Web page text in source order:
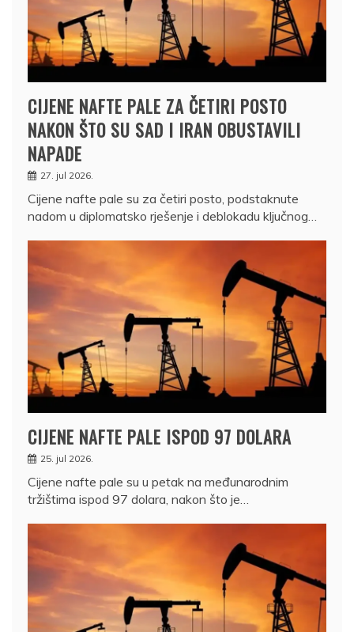
CIJENE NAFTE PALE ZA ČETIRI POSTO
NAKON ŠTO SU SAD I IRAN OBUSTAVILI
NAPADE
27. jul 2026.
Cijene nafte pale su za četiri posto, podstaknute
nadom u diplomatsko rješenje i deblokadu ključnog…
CIJENE NAFTE PALE ISPOD 97 DOLARA
25. jul 2026.
Cijene nafte pale su u petak na međunarodnim
tržištima ispod 97 dolara, nakon što je…